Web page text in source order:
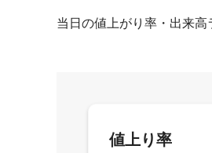
当日の値上がり率・出来高